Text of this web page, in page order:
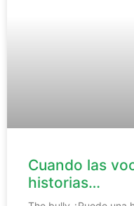
Cuando las
historias…